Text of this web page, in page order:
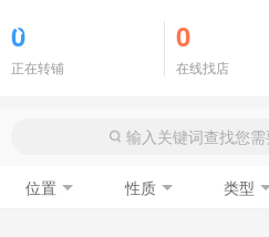
0
正在转铺
0
在线找店
位置 性质 类型